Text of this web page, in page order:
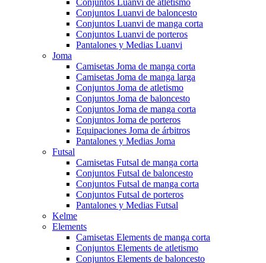
Conjuntos Luanvi de atletismo
Conjuntos Luanvi de baloncesto
Conjuntos Luanvi de manga corta
Conjuntos Luanvi de porteros
Pantalones y Medias Luanvi
Joma
Camisetas Joma de manga corta
Camisetas Joma de manga larga
Conjuntos Joma de atletismo
Conjuntos Joma de baloncesto
Conjuntos Joma de manga corta
Conjuntos Joma de porteros
Equipaciones Joma de árbitros
Pantalones y Medias Joma
Futsal
Camisetas Futsal de manga corta
Conjuntos Futsal de baloncesto
Conjuntos Futsal de manga corta
Conjuntos Futsal de porteros
Pantalones y Medias Futsal
Kelme
Elements
Camisetas Elements de manga corta
Conjuntos Elements de atletismo
Conjuntos Elements de baloncesto